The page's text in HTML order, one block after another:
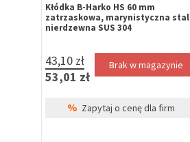
Kłódka B-Harko HS 60 mm
zatrzaskowa, marynistyczna stal
nierdzewna SUS 304
43,10 zł
53,01 zł
Brak w magazynie
% Zapytaj o cenę dla firm